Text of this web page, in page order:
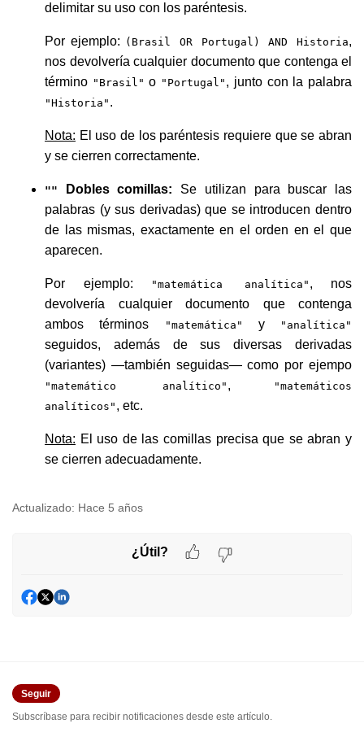
delimitar su uso con los paréntesis.
Por ejemplo: (Brasil OR Portugal) AND Historia,
nos devolvería cualquier documento que contenga el
término "Brasil" o "Portugal" , junto con la palabra
"Historia" .
Nota: El uso de los paréntesis requiere que se abran
y se cierren correctamente.
"" Dobles comillas: Se utilizan para buscar las
palabras (y sus derivadas) que se introducen dentro
de las mismas, exactamente en el orden en el que
aparecen.
Por ejemplo: "matemática analítica" , nos
devolvería cualquier documento que contenga
ambos términos
"matemática" y "analítica"
seguidos, además de sus diversas derivadas
(variantes) —también seguidas— como por ejempo
"matemático analítico" ,
"matemáticos
analíticos" , etc.
Nota: El uso de las comillas precisa que se abran y
se cierren adecuadamente.
Actualizado: Hace 5 años
¿Útil?
Seguir
Subscríbase para recibir notificaciones desde este artículo.